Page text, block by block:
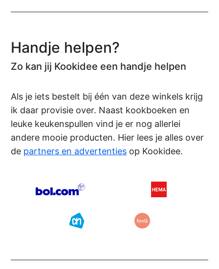
Handje helpen?
Zo kan jij Kookidee een handje helpen
Als je iets bestelt bij één van deze winkels krijg
ik daar provisie over. Naast kookboeken en
leuke keukenspullen vind je er nog allerlei
andere mooie producten. Hier lees je alles over
de partners en advertenties op Kookidee.